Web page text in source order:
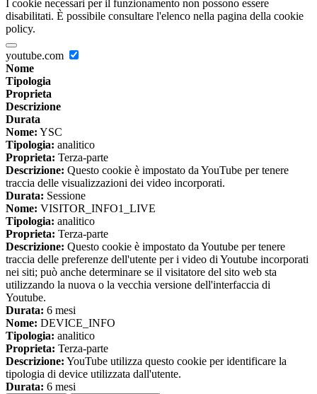
I cookie necessari per il funzionamento non possono essere
disabilitati. È possibile consultare l'elenco nella pagina della cookie
policy.
youtube.com
Nome
Tipologia
Proprieta
Descrizione
Durata
Nome: YSC
Tipologia: analitico
Proprieta: Terza-parte
Descrizione: Questo cookie è impostato da YouTube per tenere
traccia delle visualizzazioni dei video incorporati.
Durata: Sessione
Nome: VISITOR_INFO1_LIVE
Tipologia: analitico
Proprieta: Terza-parte
Descrizione: Questo cookie è impostato da Youtube per tenere
traccia delle preferenze dell'utente per i video di Youtube incorporati
nei siti; può anche determinare se il visitatore del sito web sta
utilizzando la nuova o la vecchia versione dell'interfaccia di
Youtube.
Durata: 6 mesi
Nome: DEVICE_INFO
Tipologia: analitico
Proprieta: Terza-parte
Descrizione: YouTube utilizza questo cookie per identificare la
tipologia di device utilizzata dall'utente.
Durata: 6 mesi